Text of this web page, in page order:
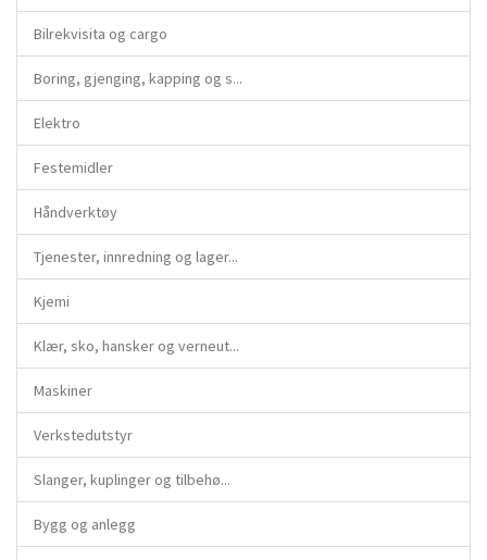
Bilrekvisita og cargo
Boring, gjenging, kapping og s...
Elektro
Festemidler
Håndverktøy
Tjenester, innredning og lager...
Kjemi
Klær, sko, hansker og verneut...
Maskiner
Verkstedutstyr
Slanger, kuplinger og tilbehø...
Bygg og anlegg